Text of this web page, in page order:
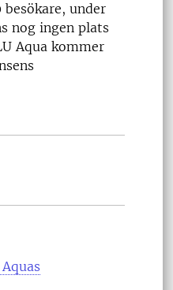
under
nog ingen plats
Aqua kommer